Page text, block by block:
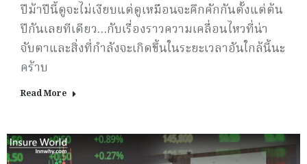
ปีม้าปีนี้ดูจะไม่เงียบแต่ดูเหมือนจะคึกคักกันตั้งแต่ต้น
ปีกันเลยทีเดียว…กับเรื่องราวความเคลื่อนไหวที่น่า
จับตาและสิ่งที่กำลังจะเกิดขึ้นในระยะเวลาอันใกล้นี้นะ
คร้าบ
Read More